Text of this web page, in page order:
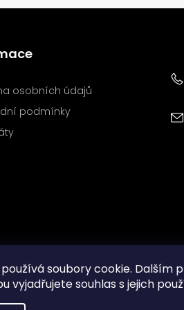
soubory cookie. Dalším
vyjadřujete souhlas s jejich
osobních údajů
podmínky